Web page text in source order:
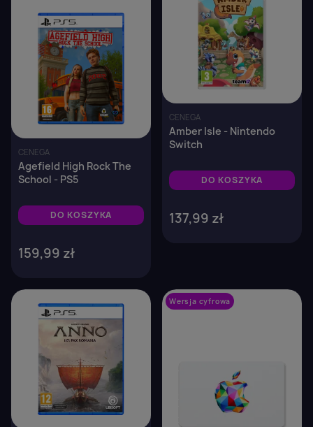
CENEGA
Agefield High Rock The
School - PS5
DO KOSZYKA
159,99 zł
CENEGA
Amber Isle - Nintendo
Switch
DO KOSZYKA
137,99 zł
Wersja cyfrowa